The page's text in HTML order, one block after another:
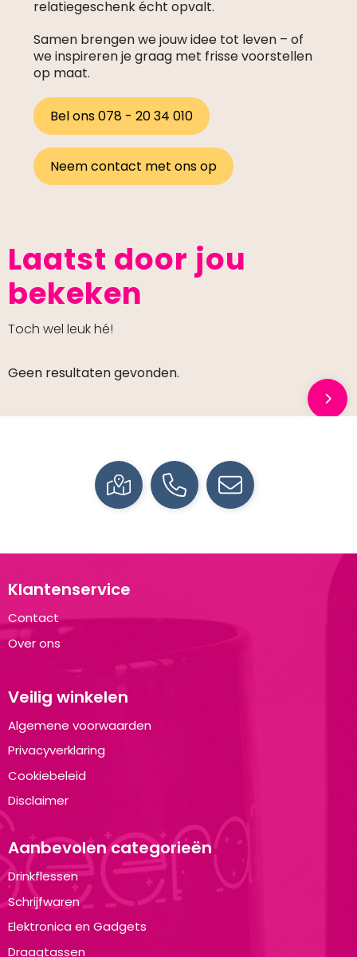
relatiegeschenk écht opvalt.
Samen brengen we jouw idee tot leven – of
we inspireren je graag met frisse voorstellen
op maat.
Bel ons 078 - 20 34 010
Neem contact met ons op
Laatst door jou
bekeken
Toch wel leuk hé!
Geen resultaten gevonden.
Klantenservice
Contact
Over ons
Veilig winkelen
Algemene voorwaarden
Privacyverklaring
Cookiebeleid
Disclaimer
Aanbevolen categorieën
Drinkflessen
Schrijfwaren
Elektronica en Gadgets
Draagtassen